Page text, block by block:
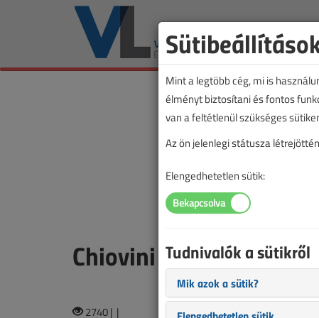
Chiovini György
2740 | |
Mint a legtöbb cég, mi is
élményt biztosítani és fontos
van a feltétlenül szükséges
Az ön jelenlegi státusza
Elengedhetetlen sütik:
Tudnivalók a sütikről
Mik azok a sütik?